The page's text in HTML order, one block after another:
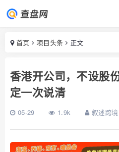
首页 项目头条 正文
香港开公司，不设股
定一次说清
05-29 1.9k 叙述跨境